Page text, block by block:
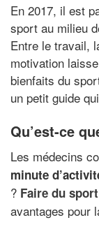
En 2017, il est
sport au milieu
Entre le travail,
motivation
bienfaits du
un petit guide
Qu’est-ce
Les médecins
minute
? Faire du
avantages pour